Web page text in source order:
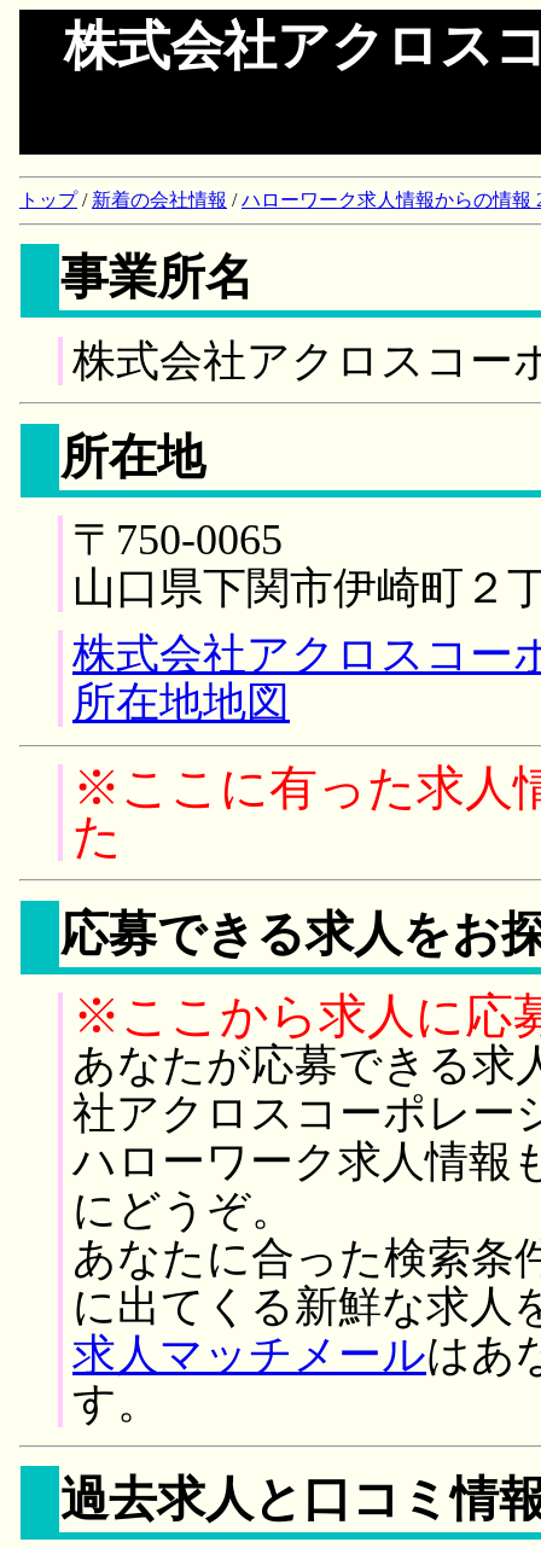
株式会社アクロス
トップ/ 新着の会社情報 /ハローワーク求人情報からの情報
事業所名
株式会社アクロスコ
所在地
〒750-0065
山口県下関市伊崎町２
株式会社アクロスコ
所在地地図
※ここに有った求人
た
応募できる求人をお
※ここから求人に応
あなたが応募できる求
社アクロスコーポレ
ハローワーク求人情報
にどうぞ。
あなたに合った検索条
に出てくる新鮮な求人
求人マッチメールはあ
す。
過去求人と口コミ情